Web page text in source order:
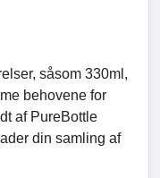
såsom 330ml,
behovene for
af PureBottle
din samling af